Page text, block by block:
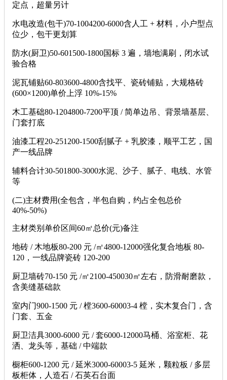
定点，超量另计
水电改造(包干)70-1004200-6000含人工 + 材料，小户型点
位少，包干更划算
防水(厨卫)50-601500-1800国标 3 遍，墙地满刷，闭水试
验合格
泥瓦铺贴60-803600-4800含找平、瓷砖铺贴，大规格砖
(600×1200)单价上浮 10%-15%
木工基础80-1204800-7200平顶 / 简单边吊、背景墙基层、
门套打底
油漆工程20-251200-1500刮腻子 + 乳胶漆，顺平工艺，国
产一线品牌
辅料合计30-501800-3000水泥、沙子、腻子、电线、水管
等
(二)主材费用(全包含，半包自购，约占全包总价
40%-50%)
主材类别单价区间60㎡总价(元)备注
地砖 / 木地板80-200 元 /㎡4800-12000强化复合地板 80-
120，一线品牌瓷砖 120-200
厨卫墙砖70-150 元 /㎡2100-450030㎡左右，防滑耐磨款，
含美缝基础款
室内门900-1500 元 / 樘3600-60003-4 樘，实木复合门，含
门套、五金
厨卫洁具3000-6000 元 / 套6000-12000马桶、浴室柜、花
洒、龙头等，基础 / 中端款
橱柜600-1200 元 / 延米3000-60003-5 延米，颗粒板 / 多层
板柜体，人造石 / 石英石台面